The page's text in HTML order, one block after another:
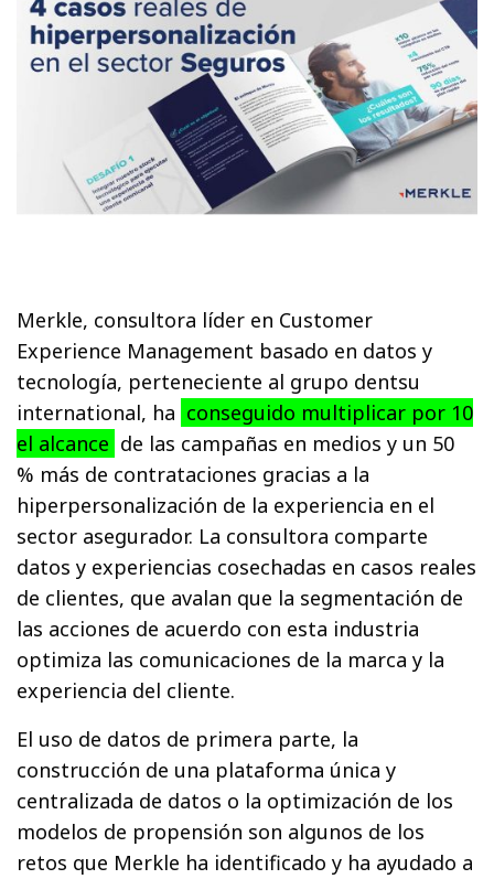
Merkle, consultora líder en Customer
Experience Management basado en datos y
tecnología, perteneciente al grupo dentsu
international, ha conseguido multiplicar por 10
el alcance de las campañas en medios y un 50
% más de contrataciones gracias a la
hiperpersonalización de la experiencia en el
sector asegurador. La consultora comparte
datos y experiencias cosechadas en casos reales
de clientes, que avalan que la segmentación de
las acciones de acuerdo con esta industria
optimiza las comunicaciones de la marca y la
experiencia del cliente.
El uso de datos de primera parte, la
construcción de una plataforma única y
centralizada de datos o la optimización de los
modelos de propensión son algunos de los
retos que Merkle ha identificado y ha ayudado a